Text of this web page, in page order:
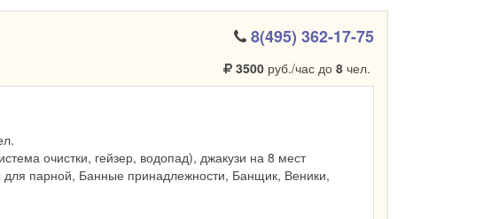
8(495) 362-17-75
3500руб./час до 8чел.
очистки, гейзер, водопад), джакузи на 8 мест
для парной, Банные принадлежности, Банщик, Веники,